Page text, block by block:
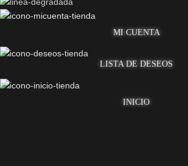
MI CUENTA
LISTA DE DESEOS
INICIO